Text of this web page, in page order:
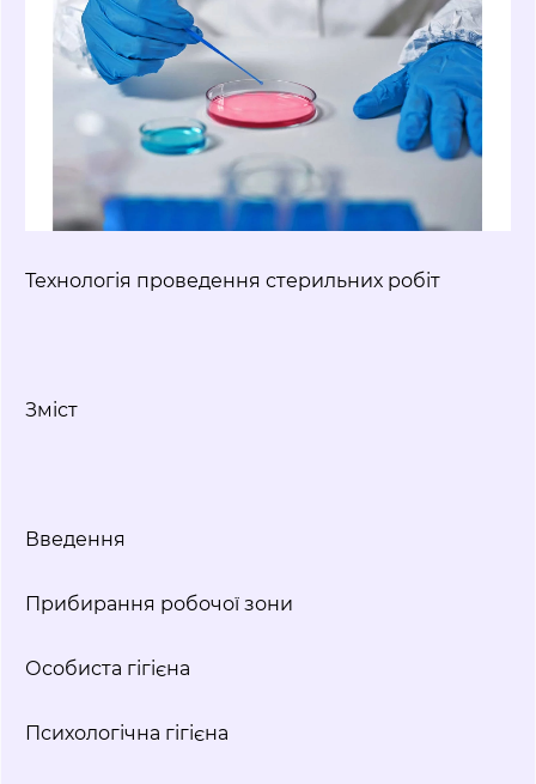
Технологія проведення стерильних робіт
Зміст
Введення
Прибирання робочої зони
Особиста гігієна
Психологічна гігієна